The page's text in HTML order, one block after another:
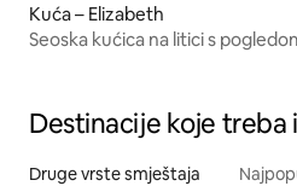
Kuća – Elizabeth
Seoska kućica na litici s
Destinacije koje treba
Druge vrste smještaja